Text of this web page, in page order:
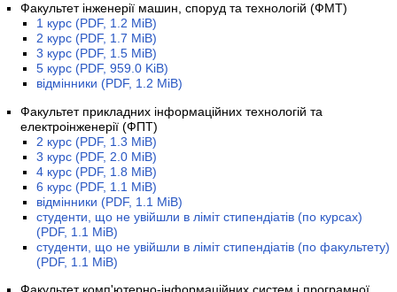
Факультет інженерії машин, споруд та технологій (ФМТ)
1 курс (PDF, 1.2 MiB)
2 курс (PDF, 1.7 MiB)
3 курс (PDF, 1.5 MiB)
5 курс (PDF, 959.0 KiB)
відмінники (PDF, 1.2 MiB)
Факультет прикладних інформаційних технологій та
електроінженерії (ФПТ)
2 курс (PDF, 1.3 MiB)
3 курс (PDF, 2.0 MiB)
4 курс (PDF, 1.8 MiB)
6 курс (PDF, 1.1 MiB)
відмінники (PDF, 1.1 MiB)
студенти, що не увійшли в ліміт стипендіатів (по курсах)
(PDF, 1.1 MiB)
студенти, що не увійшли в ліміт стипендіатів (по факультету)
(PDF, 1.1 MiB)